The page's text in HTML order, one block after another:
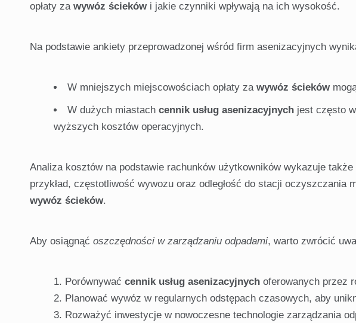
opłaty za wywóz ścieków i jakie czynniki wpływają na ich wysokość.
Na podstawie ankiety przeprowadzonej wśród firm asenizacyjnych
W mniejszych miejscowościach opłaty za wywóz ścieków
W dużych miastach cennik usług asenizacyjnych jest często
wyższych kosztów operacyjnych.
Analiza kosztów na podstawie rachunków użytkowników wykazuje
przykład, częstotliwość wywozu oraz odległość do stacji oczyszczania
wywóz ścieków.
Aby osiągnąć oszczędności w zarządzaniu odpadami, warto zwrócić
Porównywać cennik usług asenizacyjnych oferowanych przez
Planować wywóz w regularnych odstępach czasowych, aby
Rozważyć inwestycje w nowoczesne technologie zarządzania